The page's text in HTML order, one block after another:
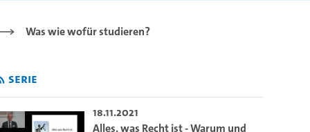
von Musikvideos als
Was wie wofür studieren?
Serie
18.11.2021
Alles, was Recht ist - Warum und